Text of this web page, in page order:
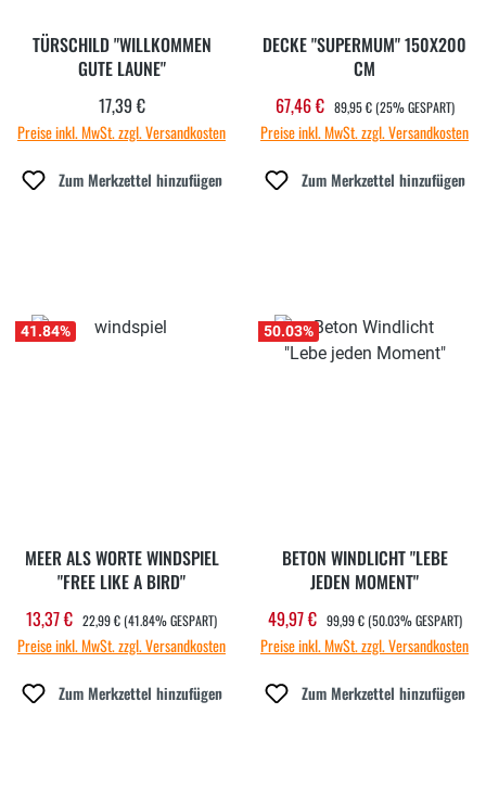
TÜRSCHILD "WILLKOMMEN
GUTE LAUNE"
Regulärer Preis:
17,39 €
Preise inkl. MwSt. zzgl. Versandkosten
Zum Merkzettel hinzufügen
DECKE "SUPERMUM" 150X200
CM
Verkaufspreis:
67,46 € REGULÄRER PREIS:
89,95 € (25% GESPART)
Preise inkl. MwSt. zzgl. Versandkosten
Zum Merkzettel hinzufügen
41.84%
MEER ALS WORTE WINDSPIEL
"FREE LIKE A BIRD"
Verkaufspreis:
13,37 € REGULÄRER PREIS:
22,99 €(41.84% GESPART)
Preise inkl. MwSt. zzgl. Versandkosten
Zum Merkzettel hinzufügen
50.03%
BETON WINDLICHT "LEBE
JEDEN MOMENT"
Verkaufspreis:
49,97 € REGULÄRER PREIS:
99,99 € (50.03% GESPART)
Preise inkl. MwSt. zzgl. Versandkosten
Zum Merkzettel hinzufügen